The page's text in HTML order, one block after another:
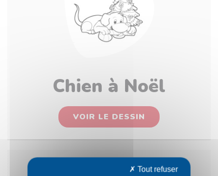
Chien à Noël
VOIR LE DESSIN
Tout refuser